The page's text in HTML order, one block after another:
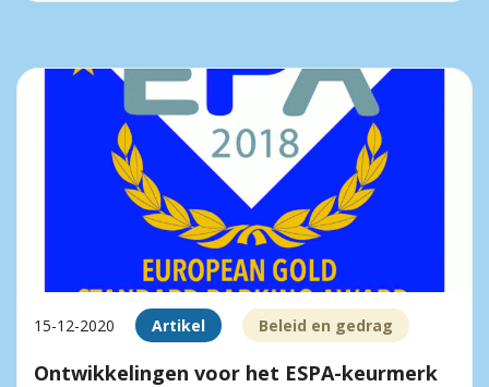
15-12-2020 Artikel Beleid en gedrag
Ontwikkelingen voor het ESPA-keurmerk